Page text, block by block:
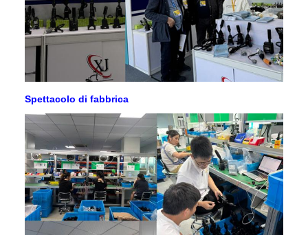
Spettacolo di fabbrica